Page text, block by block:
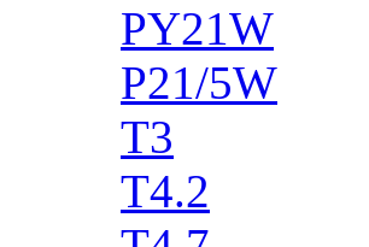
PY21W
P21/5W
T3
T4.2